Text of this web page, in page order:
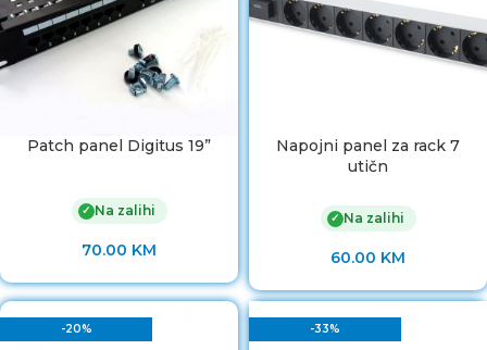
Patch panel Digitus 19”
✓ Na zalihi
70.00 KM
Napojni panel za rack 7
utičn
✓ Na zalihi
60.00 KM
-20% -33%